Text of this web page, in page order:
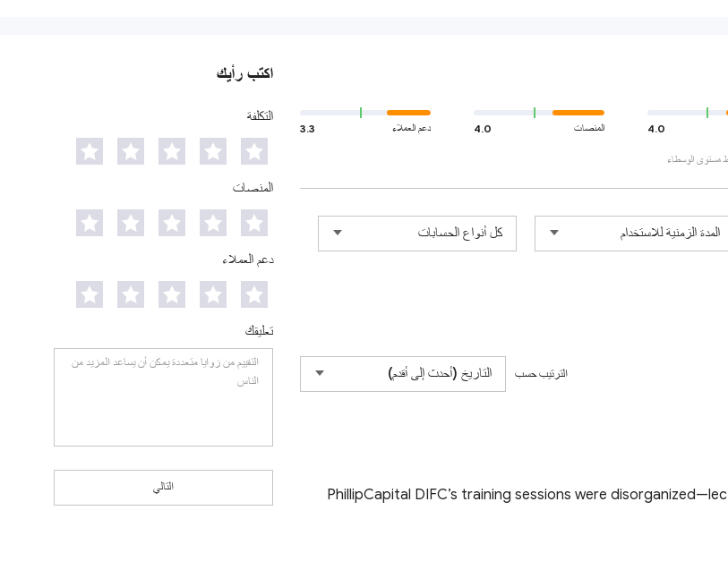
4.0 المنصات 4.0 دعم العملاء 3.3
مستوى الوسطاء
الترتيب حسب
PhillipCapital DIFC’s training sessions were
اكتب رأيك
التكلفة
المنصات
دعم العملاء
تعليقك
التالي